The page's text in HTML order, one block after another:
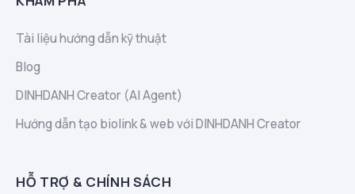
Tài liệu hướng dẫn kỹ thuật
Blog
DINHDANH Creator (AI Agent)
Hướng dẫn tạo biolink & web với DINHDANH Creator
HỖ TRỢ & CHÍNH SÁCH